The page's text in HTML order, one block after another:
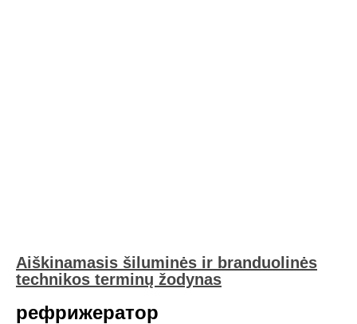
Aiškinamasis šiluminės ir branduolinės
technikos terminų žodynas
рефрижератор